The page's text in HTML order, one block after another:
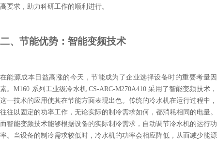
高要求，助力科研工作的顺利进行。
二、节能优势：智能变频技术
在能源成本日益高涨的今天，节能成为了企业选择设备时的重要考量因
素。M160 系列工业级冷水机 CS-ARC-M270A410 采用了智能变频技术，
这一技术的应用使其在节能方面表现出色。传统的冷水机在运行过程中，
往往以固定的功率工作，无论实际的制冷需求如何，都消耗相同的电量。
而智能变频技术能够根据设备的实际制冷需求，自动调节冷水机的运行功
率。当设备的制冷需求较低时，冷水机的功率会相应降低，从而减少能源